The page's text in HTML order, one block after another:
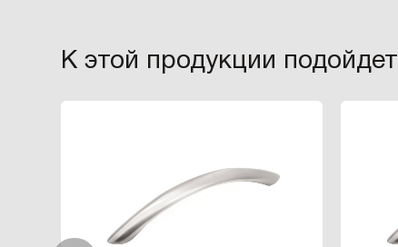
К этой продукции подойдет